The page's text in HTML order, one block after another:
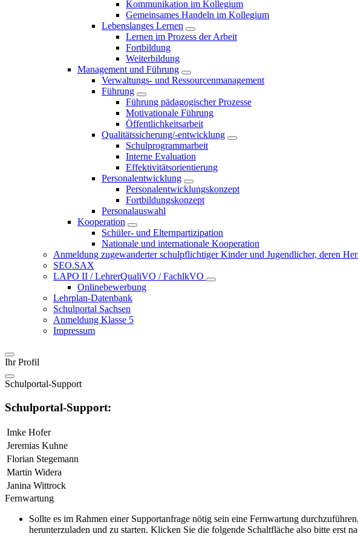
Kommunikation im Kollegium
Gemeinsames Handeln im Kollegium
Lebenslanges Lernen
Lernen im Prozess der Arbeit
Fortbildung
Weiterbildung
Management und Führung
Verwaltungs- und Ressourcenmanagement
Führung
Führung pädagogischer Prozesse
Motivationale Führung
Öffentlichkeitsarbeit
Qualitätssicherung/-entwicklung
Schulprogrammarbeit
Interne Evaluation
Effektivitätsorientierung
Personalentwicklung
Personalentwicklungskonzept
Fortbildungskonzept
Personalauswahl
Kooperation
Schüler- und Elternpartizipation
Nationale und internationale Kooperation
Anmeldung zugewanderter schulpflichtiger Kinder und Jugendlicher, deren
SEO.SAX
LAPO II / LehrerQualiVO / FachlkVO
Onlinebewerbung
Lehrplan-Datenbank
Schulportal Sachsen
Anmeldung Klasse 5
Impressum
Ihr Profil
Schulportal-Support
Schulportal-Support:
Imke Hofer
Jeremias Kuhne
Florian Stegemann
Martin Widera
Janina Wittrock
Fernwartung
Sollte es im Rahmen einer Supportanfrage nötig sein eine Fernwartung
herunterzuladen und zu starten. Klicken Sie die folgende Schaltfläche also bitte erst